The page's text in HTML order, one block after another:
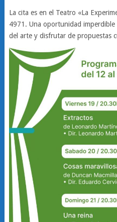
La cita es en el Teatro «La
4971. Una oportunidad
del arte y disfrutar de propuestas